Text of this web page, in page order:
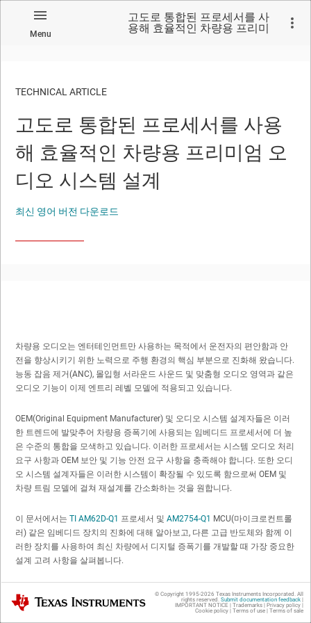
Menu
고도로 통합된 프로세서를 사
용해 효율적인 차량용 프리미
TECHNICAL ARTICLE
고도로 통합된 프로세서를 사용
해 효율적인 차량용 프리미엄 오
디오 시스템 설계
최신 영어 버전 다운로드
차량용 오디오는 엔터테인먼트만 사용하는 목적에서 운전자의 편안함과 안
전을 향상시키기 위한 노력으로 주행 환경의 핵심 부분으로 진화해 왔습니다.
능동 잡음 제거(ANC), 몰입형 서라운드 사운드 및 맞춤형 오디오 영역과 같은
오디오 기능이 이제 엔트리 레벨 모델에 적용되고 있습니다.
OEM(Original Equipment Manufacturer) 및 오디오 시스템 설계자들은 이러
한 트렌드에 발맞추어 차량용 증폭기에 사용되는 임베디드 프로세서에 더 높
은 수준의 통합을 모색하고 있습니다. 이러한 프로세서는 시스템 오디오 처리
요구 사항과 OEM 보안 및 기능 안전 요구 사항을 충족해야 합니다. 또한 오디
오 시스템 설계자들은 이러한 시스템이 확장될 수 있도록 함으로써 OEM 및
차량 트림 모델에 걸쳐 재설계를 간소화하는 것을 원합니다.
이 문서에서는 TI AM62D-Q1 프로세서 및 AM2754-Q1 MCU(마이크로컨트롤
러) 같은 임베디드 장치의 진화에 대해 알아보고, 다른 고급 반도체와 함께 이
러한 장치를 사용하여 최신 차량에서 디지털 증폭기를 개발할 때 가장 중요한
설계 고려 사항을 살펴봅니다.
차량용 오디오 프로세서와 지원 부품의
Texas Instruments © Copyright 1995-2026 Texas Instruments Incorporated. All
rights reserved. Submit documentation feedback|
IMPORTANT NOTICE | Trademarks| Privacy policy|
Cookie policy| Terms of use| Terms of sale